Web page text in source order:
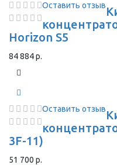
Оставить отзыв
Horizon S5
84 884 р.
Оставить отзыв
3F-11)
51 700 р.